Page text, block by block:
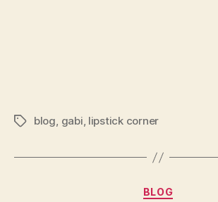
Tagsblog, gabi, lipstick corner
Categorias
BLOG